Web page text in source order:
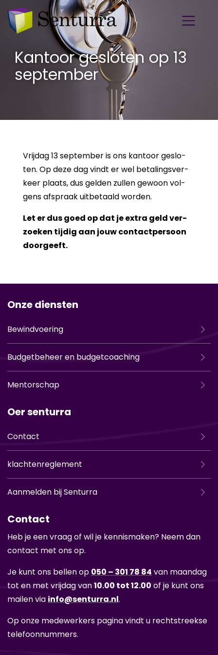
Kantoor gesloten op 13
september
Vrij­dag 13 sep­tem­ber is ons kan­toor ge­slo­
ten. Op deze dag vindt er wel be­ta­lings­ver­
keer plaats, dus gel­den zul­len ge­woon vol­
gens af­spraak uit­be­taald wor­den.
Let er dus goed op dat je extra geld ver­
zoe­ken tij­dig aan jouw con­tact­per­soon
door­geeft.
Onze diensten
Bewindvoering
Budgetbeheer en budgetcoaching
Mentorschap
Oer senturra
Contact
klachtenreglement
Aanmelden bij Senturra
Contact
Heb je een vraag of wil je ken­nis­ma­ken? Neem dan
con­tact met ons op.
Je kunt ons bel­len op 050 – 301 78 84 van maan­dag
tot en met vrij­dag van10.00 tot 12.00 of je kunt ons
mai­len via info@sen­tur­ra.nl.
Op onze me­de­wer­kers pa­gi­na vindt u recht­streek­se
te­le­foon­num­mers.